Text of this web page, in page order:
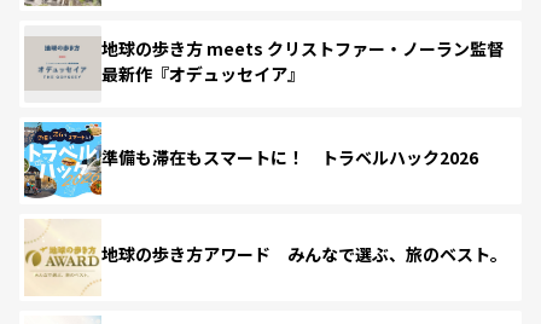
地球の歩き方 meets クリストファー・ノーラン監督
最新作『オデュッセイア』
準備も滞在もスマートに！ トラベルハック2026
地球の歩き方アワード みんなで選ぶ、旅のベスト。